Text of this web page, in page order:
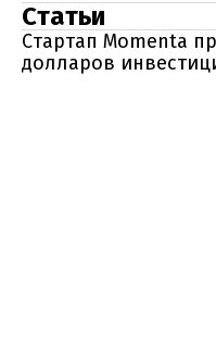
Статьи
Стартап Momenta
долларов